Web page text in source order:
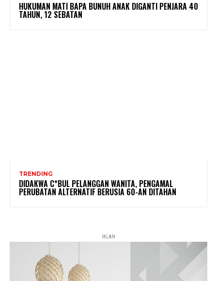
HUKUMAN MATI BAPA BUNUH ANAK DIGANTI PENJARA 40
TAHUN, 12 SEBATAN
TRENDING
DIDAKWA C*BUL PELANGGAN WANITA, PENGAMAL
PERUBATAN ALTERNATIF BERUSIA 60-AN DITAHAN
IKLAN